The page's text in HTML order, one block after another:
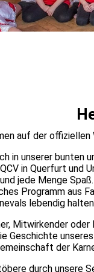
auf der
in unserer bunten
in Querfurt und
jede Menge
Programm aus
lebendig
Mitwirkender
Geschichte
der
durch unsere